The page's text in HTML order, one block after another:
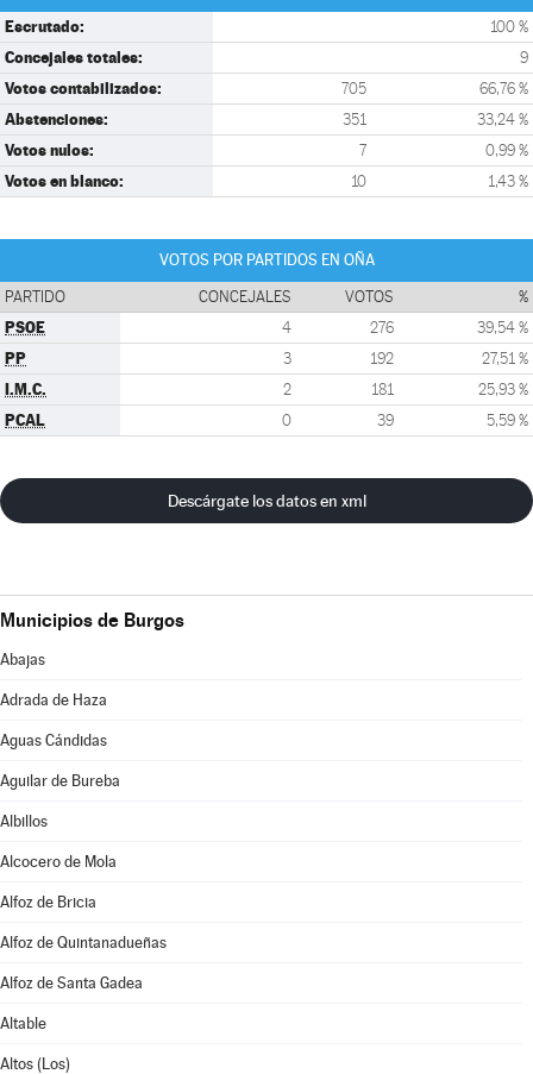
Escrutado: 100 %
Concejales totales: 9
Votos contabilizados: 705 66,76 %
Abstenciones: 351 33,24 %
Votos nulos: 7 0,99 %
Votos en blanco: 10 1,43 %
VOTOS POR PARTIDOS EN OÑA
PARTIDO CONCEJALES VOTOS %
PSOE 4 276 39,54 %
PP 3 192 27,51 %
I.M.C. 2 181 25,93 %
PCAL 0 39 5,59 %
Descárgate los datos en xml
Municipios de Burgos
Abajas
Adrada de Haza
Aguas Cándidas
Aguilar de Bureba
Albillos
Alcocero de Mola
Alfoz de Bricia
Alfoz de Quintanadueñas
Alfoz de Santa Gadea
Altable
Altos (Los)